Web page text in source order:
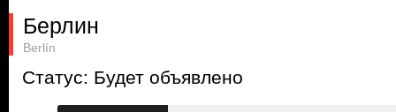
Берлин
Berlín
Статус: Будет объявлено